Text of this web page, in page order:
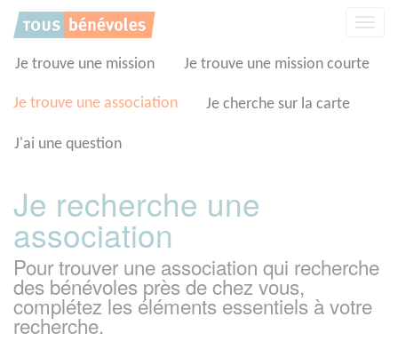
Je trouve une mission Je trouve une mission courte
Je trouve une association Je cherche sur la carte
J'ai une question
Je recherche une
association
Pour trouver une association qui recherche
des bénévoles près de chez vous,
complétez les éléments essentiels à votre
recherche.
Panneau de gestion des cookies